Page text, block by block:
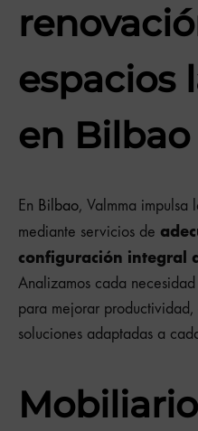
espacios
en Bilbao
En Bilbao, Valmma impulsa
mediante servicios de
configuración integral
Analizamos cada
para mejorar
soluciones adaptadas a